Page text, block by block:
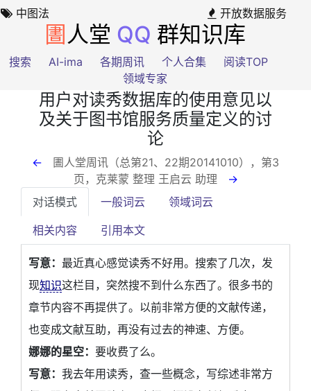
中图法 开放数据服务
圕 人堂 QQ 群知识库
搜索 AI-ima 各期周讯 个人合集
阅读TOP
领域专家
用户对读秀数据库的使用意见以
及关于图书馆服务质量定义的讨
论
←
圕人堂周讯（总第21、22期20141010），第3
页 ，克莱蒙 整理 王启云 助理
→
对话模式
一般词云 领域词云
相关内容 引用本文
写意： 最近真心感觉读秀不好用。搜索了几次，发
现知识这栏目，突然搜不到什么东西了。很多书的
章节内容不再提供了。以前非常方便的文献传递，
也变成文献互助，再没有过去的神速、方便。
娜娜的星空： 要收费了么。
写意： 我去年用读秀，查一些概念，写综述非常方